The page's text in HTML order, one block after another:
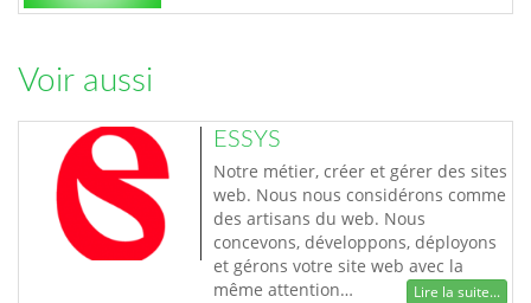
Voir aussi
ESSYS
Notre métier, créer et gérer des sites
web. Nous nous considérons comme
des artisans du web. Nous
concevons, développons, déployons
et gérons votre site web avec la
même attention…
Lire la suite...